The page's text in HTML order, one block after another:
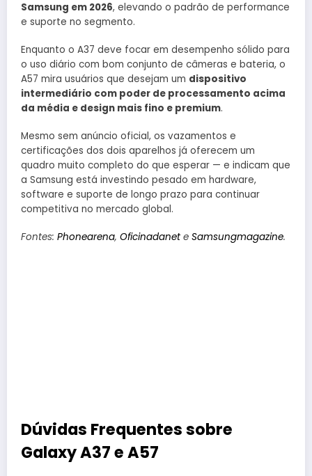
Samsung em 2026, elevando o padrão de performance
e suporte no segmento.
Enquanto o A37 deve focar em desempenho sólido para
o uso diário com bom conjunto de câmeras e bateria, o
A57 mira usuários que desejam um dispositivo
intermediário com poder de processamento acima
da média e design mais fino e premium.
Mesmo sem anúncio oficial, os vazamentos e
certificações dos dois aparelhos já oferecem um
quadro muito completo do que esperar — e indicam que
a Samsung está investindo pesado em hardware,
software e suporte de longo prazo para continuar
competitiva no mercado global.
Fontes: Phonearena, Oficinadanet e Samsungmagazine.
Dúvidas Frequentes sobre
Galaxy A37 e A57